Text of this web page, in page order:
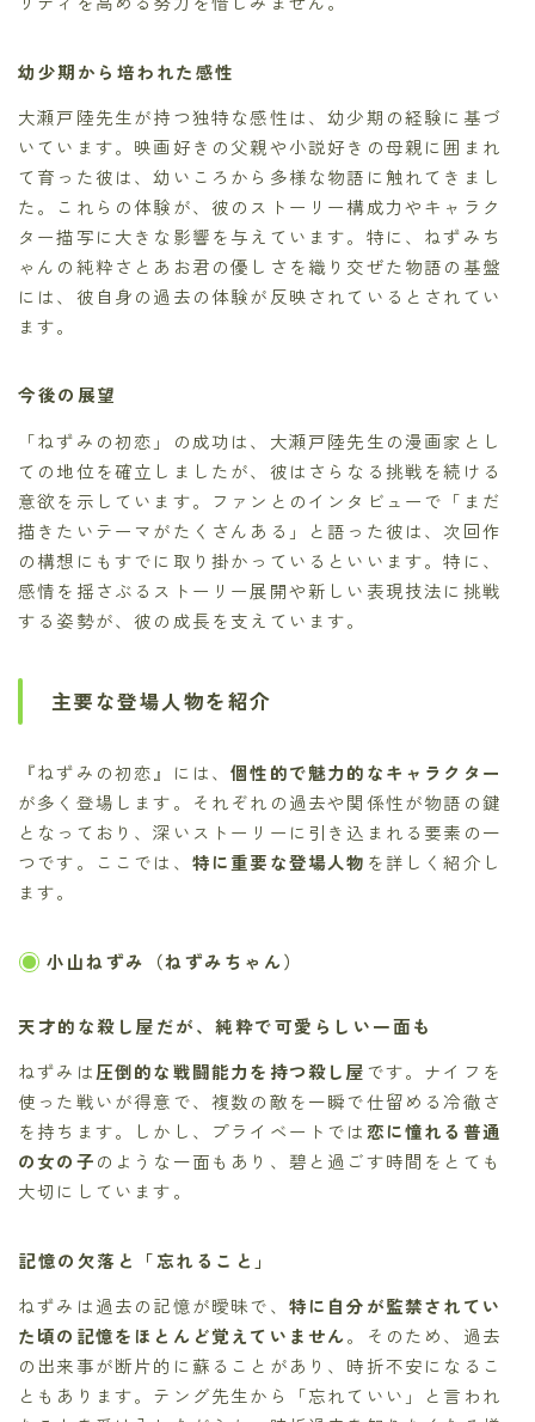
幼少期から培われた感性
大瀬戸陸先生が持つ独特な感性は、幼少期の経験に基づ
いています。映画好きの父親や小説好きの母親に囲まれ
て育った彼は、幼いころから多様な物語に触れてきまし
た。これらの体験が、彼のストーリー構成力やキャラク
ター描写に大きな影響を与えています。特に、ねずみち
ゃんの純粋さとあお君の優しさを織り交ぜた物語の基盤
には、彼自身の過去の体験が反映されているとされてい
ます。
今後の展望
「ねずみの初恋」の成功は、大瀬戸陸先生の漫画家とし
ての地位を確立しましたが、彼はさらなる挑戦を続ける
意欲を示しています。ファンとのインタビューで「まだ
描きたいテーマがたくさんある」と語った彼は、次回作
の構想にもすでに取り掛かっているといいます。特に、
感情を揺さぶるストーリー展開や新しい表現技法に挑戦
する姿勢が、彼の成長を支えています。
主要な登場人物を紹介
『ねずみの初恋』には、個性的で魅力的なキャラクター
が多く登場します。それぞれの過去や関係性が物語の鍵
となっており、深いストーリーに引き込まれる要素の一
つです。ここでは、 特に重要な登場人物 を詳しく紹介し
ます。
小山ねずみ（ねずみちゃん）
天才的な殺し屋だが、純粋で可愛らしい一面も
ねずみは圧倒的な戦闘能力を持つ殺し屋です。ナイフを
使った戦いが得意で、複数の敵を一瞬で仕留める冷徹さ
を持ちます。しかし、プライベートでは恋に憧れる普通
の女の子のような一面もあり、碧と過ごす時間をとても
大切にしています。
記憶の欠落と「忘れること」
ねずみは過去の記憶が曖昧で、 特に自分が監禁されてい
た頃の記憶をほとんど覚えていません。そのため、過去
の出来事が断片的に蘇ることがあり、時折不安になるこ
ともあります。テング先生から「忘れていい」と言われ